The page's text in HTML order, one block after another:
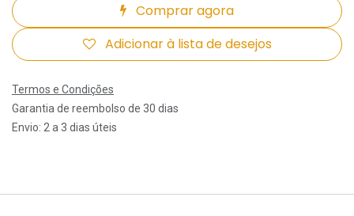
Comprar agora
Adicionar à lista de desejos
Termos e Condições
Garantia de reembolso de 30 dias
Envio: 2 a 3 dias úteis